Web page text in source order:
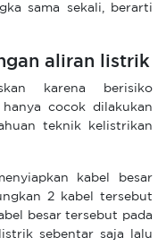
sama sekali, berarti
aliran listrik
karena berisiko
cocok dilakukan
teknik kelistrikan
kabel besar
2 kabel tersebut
besar tersebut pada
sebentar saja lalu